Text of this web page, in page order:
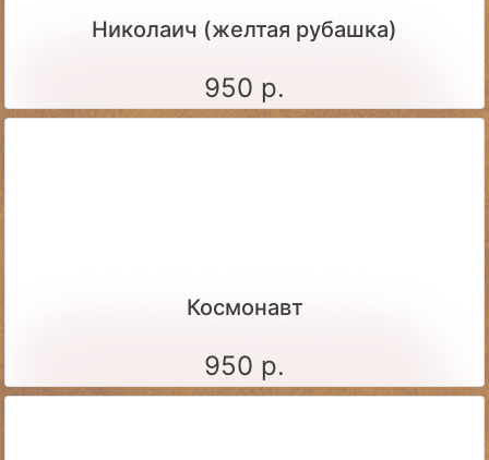
Николаич (желтая рубашка)
950 р.
Космонавт
950 р.